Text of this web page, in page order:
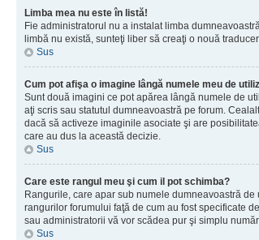
Limba mea nu este în listă!
Fie administratorul nu a instalat limba
limbă nu există, sunteţi liber să creaţi o nouă
Sus
Cum pot afişa o imagine lângă numele meu de
Sunt două imagini ce pot apărea lângă numele de
aţi scris sau statutul dumneavoastră pe forum.
dacă să activeze imaginile asociate şi are
care au dus la această decizie.
Sus
Care este rangul meu şi cum il pot schimba?
Rangurile, care apar sub numele dumneavoastră
rangurilor forumului faţă de cum au fost specificate
sau administratorii vă vor scădea pur şi simplu
Sus